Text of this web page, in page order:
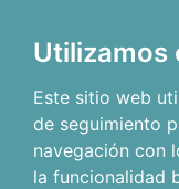
Utilizamos
Este sitio web
de seguimiento
navegación con
la funcionalidad